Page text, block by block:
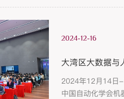
2024-12-16
大湾区大数据与
2024年12月14日-
中国自动化学会机